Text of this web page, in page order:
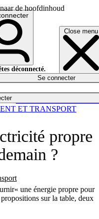
de hoofdinhoud
Close menu
déconnecté.
Se connecter
propre
?
une énergie propre pour
sur la table, deux
ET TRANSPORT